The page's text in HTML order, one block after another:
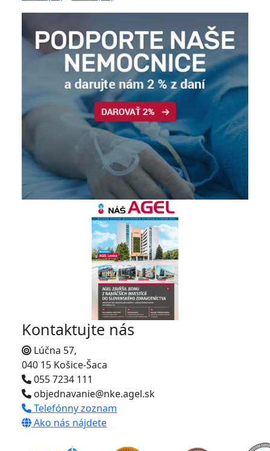
Kontaktujte nás
Lúčna 57,
040 15 Košice-Šaca
055 7234 111
objednavanie@nke.agel.sk
Telefónny zoznam
Ako nás nájdete